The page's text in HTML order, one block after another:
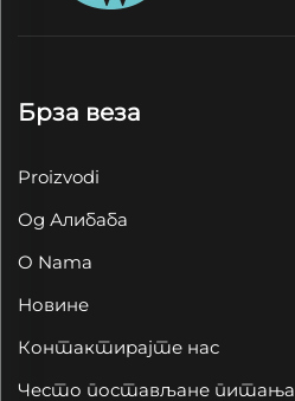
Брза веза
Proizvodi
Од Алибаба
O Nama
Новине
Контактирајте нас
Често постављане питања